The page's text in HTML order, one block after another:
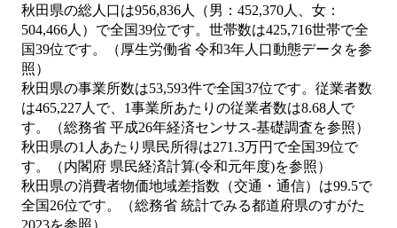
秋田県の総人口は956,836人（男：452,370人、女：
504,466人）で全国39位です。世帯数は425,716世帯で全
国39位です。（厚生労働省 令和3年人口動態データを参
照）
秋田県の事業所数は53,593件で全国37位です。従業者数
は465,227人で、1事業所あたりの従業者数は8.68人で
す。（総務省 平成26年経済センサス‐基礎調査を参照）
秋田県の1人あたり県民所得は271.3万円で全国39位で
す。（内閣府 県民経済計算(令和元年度)を参照）
秋田県の消費者物価地域差指数（交通・通信）は99.5で
全国26位です。（総務省 統計でみる都道府県のすがた